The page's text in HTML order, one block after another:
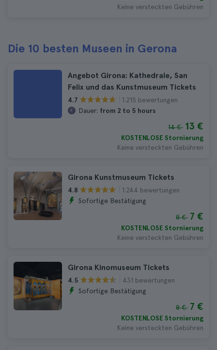
Keine versteckten Gebühren
Die 10 besten Museen in Gerona
Angebot Girona: Kathedrale, San
Felix und das Kunstmuseum Tickets
4.7
1.215 bewertungen
Dauer: from 2 to 5 hours
14 € 13 €
KOSTENLOSE Stornierung
Keine versteckten Gebühren
Girona Kunstmuseum Tickets
4.8
1.244 bewertungen
Sofortige Bestätigung
8 € 7 €
KOSTENLOSE Stornierung
Keine versteckten Gebühren
Girona Kinomuseum Tickets
4.5
431 bewertungen
Sofortige Bestätigung
8 € 7 €
KOSTENLOSE Stornierung
Keine versteckten Gebühren